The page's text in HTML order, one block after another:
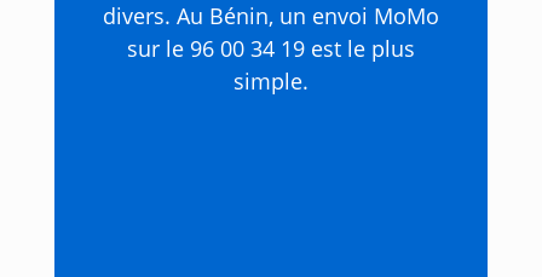
divers. Au Bénin, un envoi MoMo
sur le 96 00 34 19 est le plus
simple.